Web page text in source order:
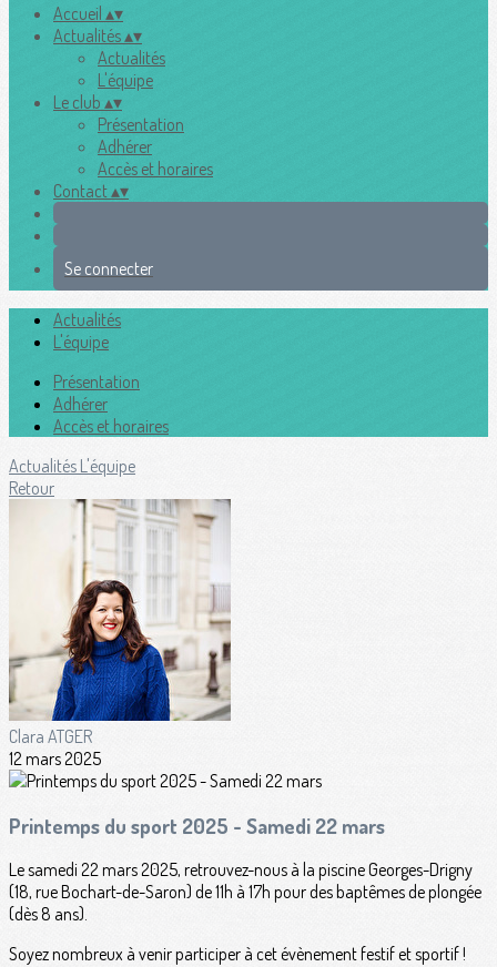
Accueil ▴▾
Actualités▴▾
Actualités
L'équipe
Le club ▴▾
Présentation
Adhérer
Accès et horaires
Contact▴▾
Se connecter
Actualités
L'équipe
Présentation
Adhérer
Accès et horaires
Actualités L'équipe
Retour
Clara ATGER
12 mars 2025
Printemps du sport 2025 - Samedi 22 mars
Le samedi 22 mars 2025, retrouvez-nous à la piscine Georges-Drigny
(18, rue Bochart-de-Saron) de 11h à 17h pour des baptêmes de plongée
(dès 8 ans).
Soyez nombreux à venir participer à cet évènement festif et sportif !